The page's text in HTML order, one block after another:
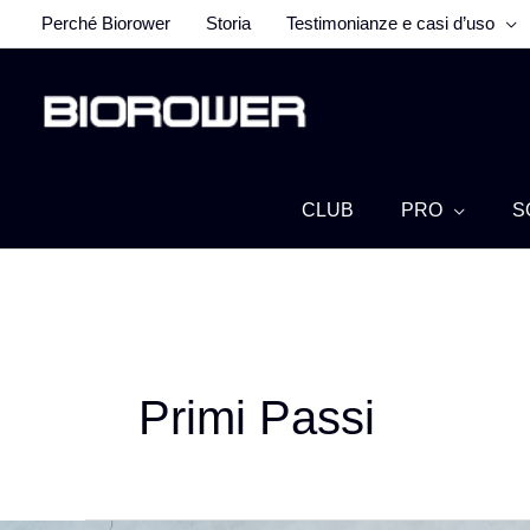
al
Perché Biorower Storia Testimonianze e casi d’uso
CLUB PRO
Primi Passi